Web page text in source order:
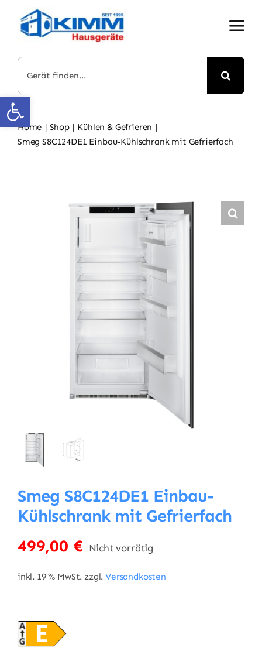
Open toolbar
Suche
nach:
Home Shop
Kühlen & Gefrieren
Smeg S8C124DE1 Einbau-Kühlschrank mit Gefrierfach
Smeg S8C124DE1 Einbau-
Kühlschrank mit Gefrierfach
499,00 € Nicht vorrätig
inkl. 19 % MwSt. zzgl.Versandkosten